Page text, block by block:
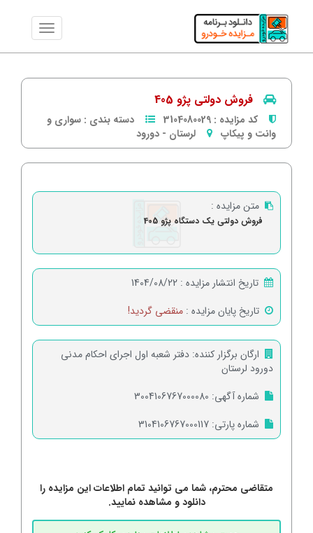
فروش دولتی پژو 405
کد مزایده : 3104080029 دسته بندی : سواری و
وانت و پیکاپ
لرستان - دورود
متن مزایده :
فروش دولتی یک دستگاه پژو 405
تاریخ انتشار مزایده : 1404/08/22
تاریخ پایان مزایده : منقضی گردید!
ارگان برگزار کننده: دفتر شعبه اول اجرای احکام مدنی
دورود لرستان
شماره آگهی: 3004106767000080
شماره پارتی: 3104106767000117
متقاضی محترم، شما می توانید تمام اطلاعات این مزایده را
دانلود و مشاهده نمایید.